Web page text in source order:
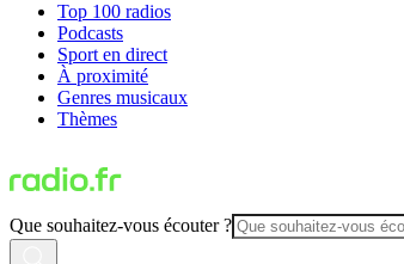
Top 100 radios
Podcasts
Sport en direct
À proximité
Genres musicaux
Thèmes
Que souhaitez-vous écouter ?